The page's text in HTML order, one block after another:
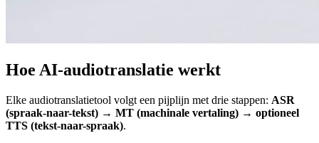
Hoe AI-audiotranslatie werkt
Elke audiotranslatietool volgt een pijplijn met drie stappen: ASR
(spraak-naar-tekst) → MT (machinale vertaling) → optioneel
TTS (tekst-naar-spraak).